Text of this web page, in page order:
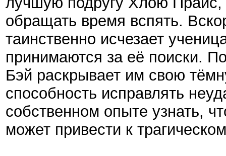
обращать время вспять.
таинственно исчезает
принимаются за её поиски.
Бэй раскрывает им свою
способность исправлять
собственном опыте узнать,
может привести к